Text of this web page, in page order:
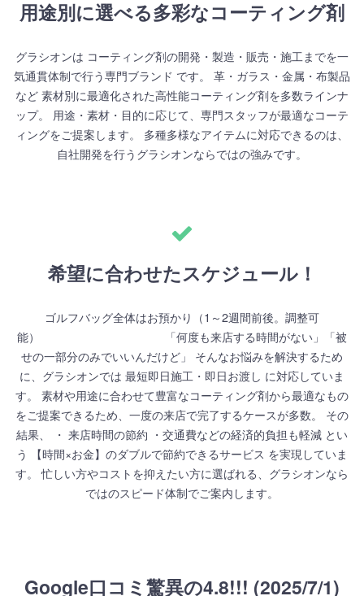
用途別に選べる多彩なコーティング剤
グラシオンは コーティング剤の開発・製造・販売・施工までを一
気通貫体制で行う専門ブランド です。 革・ガラス・金属・布製品
など 素材別に最適化された高性能コーティング剤を多数ラインナ
ップ。 用途・素材・目的に応じて、専門スタッフが最適なコーテ
ィングをご提案します。 多種多様なアイテムに対応できるのは、
自社開発を行うグラシオンならではの強みです。
希望に合わせたスケジュール！
ゴルフバッグ全体はお預かり（1～2週間前後。調整可
能） 「何度も来店する時間がない」「被
せの一部分のみでいいんだけど」 そんなお悩みを解決するため
に、グラシオンでは 最短即日施工・即日お渡し に対応していま
す。 素材や用途に合わせて豊富なコーティング剤から最適なもの
をご提案できるため、一度の来店で完了するケースが多数。 その
結果、 ・ 来店時間の節約 ・交通費などの経済的負担も軽減 とい
う 【時間×お金】のダブルで節約できるサービス を実現していま
す。 忙しい方やコストを抑えたい方に選ばれる、グラシオンなら
ではのスピード体制でご案内します。
Google口コミ驚異の4.8!!! (2025/7/1)